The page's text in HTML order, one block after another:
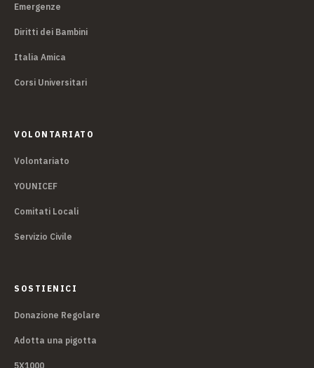
Emergenze
Diritti dei Bambini
Italia Amica
Corsi Universitari
VOLONTARIATO
Volontariato
YOUNICEF
Comitati Locali
Servizio Civile
SOSTIENICI
Donazione Regolare
Adotta una pigotta
5X1000